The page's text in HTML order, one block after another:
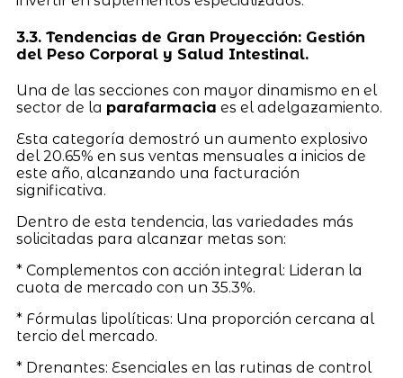
3.3. Tendencias de Gran Proyección: Gestión
del Peso Corporal y Salud Intestinal.
Una de las secciones con mayor dinamismo en el
sector de la parafarmacia es el adelgazamiento.
Esta categoría demostró un aumento explosivo
del 20.65% en sus ventas mensuales a inicios de
este año, alcanzando una facturación
significativa.
Dentro de esta tendencia, las variedades más
solicitadas para alcanzar metas son:
* Complementos con acción integral: Lideran la
cuota de mercado con un 35.3%.
* Fórmulas lipolíticas: Una proporción cercana al
tercio del mercado.
* Drenantes: Esenciales en las rutinas de control